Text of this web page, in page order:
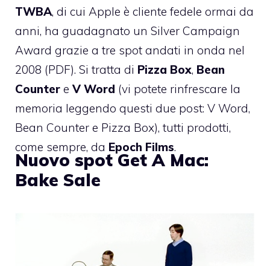
TWBA, di cui Apple è cliente fedele ormai da
anni, ha guadagnato un Silver Campaign
Award grazie a tre spot andati in onda nel
2008 (PDF). Si tratta di Pizza Box, Bean
Counter eV Word (vi potete rinfrescare la
memoria leggendo questi due post: V Word,
Bean Counter e Pizza Box), tutti prodotti,
come sempre, da Epoch Films.
Nuovo spot Get A Mac:
Bake Sale